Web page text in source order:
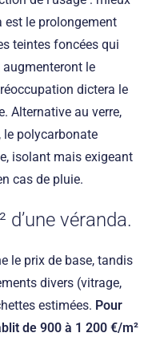
est le prolongement
teintes foncées qui
le
dictera le
Alternative au verre,
polycarbonate
isolant mais exigeant
cas de pluie.
véranda.
le prix de base, tandis
divers (vitrage,
estimées. Pour
de 900 à 1 200 €/m²